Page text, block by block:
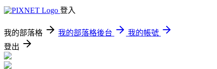
登入
我的部落格 我的部落格後台
我的帳號
登出